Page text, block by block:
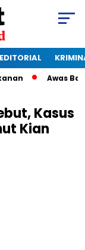
EDITORIAL
Awas
Kasus
Kian